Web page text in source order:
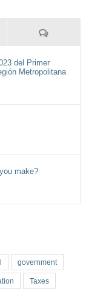
Comentarios
del Primer
Metropolitana
make?
government
Taxes